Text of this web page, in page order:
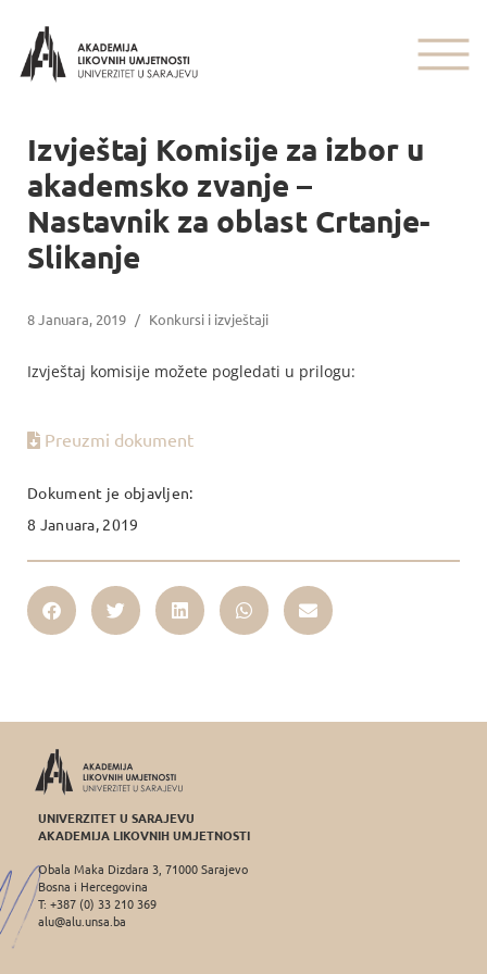
Izvještaj Komisije za izbor u
akademsko zvanje –
Nastavnik za oblast Crtanje-
Slikanje
8 Januara, 2019 / Konkursi i izvještaji
Izvještaj komisije možete pogledati u prilogu:
Preuzmi dokument
Dokument je objavljen:
8 Januara, 2019
UNIVERZITET U SARAJEVU
AKADEMIJA LIKOVNIH UMJETNOSTI
Obala Maka Dizdara 3, 71000 Sarajevo
Bosna i Hercegovina
T: +387 (0) 33 210 369
alu@alu.unsa.ba